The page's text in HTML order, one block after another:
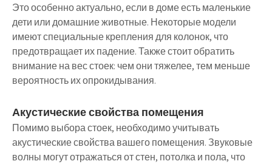
Это особенно актуально, если в доме есть маленькие
дети или домашние животные. Некоторые модели
имеют специальные крепления для колонок, что
предотвращает их падение. Также стоит обратить
внимание на вес стоек: чем они тяжелее, тем меньше
вероятность их опрокидывания.
Акустические свойства помещения
Помимо выбора стоек, необходимо учитывать
акустические свойства вашего помещения. Звуковые
волны могут отражаться от стен, потолка и пола, что